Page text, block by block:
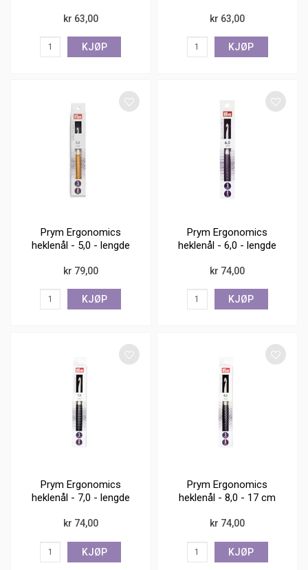
kr 63,00
KJØP
kr 63,00
KJØP
Prym Ergonomics
heklenål - 5,0 - lengde
kr 79,00
KJØP
Prym Ergonomics
heklenål - 6,0 - lengde
kr 74,00
KJØP
Prym Ergonomics
heklenål - 7,0 - lengde
kr 74,00
KJØP
Prym Ergonomics
heklenål - 8,0 - 17 cm
kr 74,00
KJØP